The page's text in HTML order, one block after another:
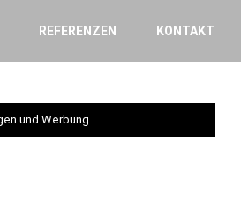
REFERENZEN KONTAKT
und Werbung